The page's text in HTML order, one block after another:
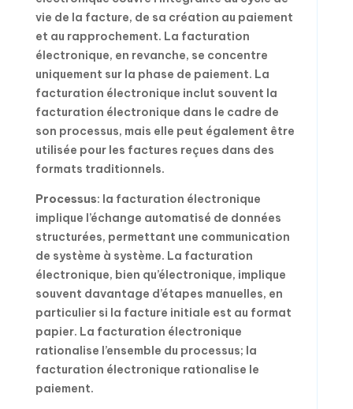
vie de la facture, de sa création au paiement
et au rapprochement. La facturation
électronique, en revanche, se concentre
uniquement sur la phase de paiement. La
facturation électronique inclut souvent la
facturation électronique dans le cadre de
son processus, mais elle peut également être
utilisée pour les factures reçues dans des
formats traditionnels.
Processus: la facturation électronique
implique l’échange automatisé de données
structurées, permettant une communication
de système à système. La facturation
électronique, bien qu’électronique, implique
souvent davantage d’étapes manuelles, en
particulier si la facture initiale est au format
papier. La facturation électronique
rationalise l’ensemble du processus; la
facturation électronique rationalise le
paiement.